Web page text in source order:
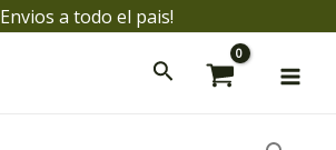
Envios a todo el pais!